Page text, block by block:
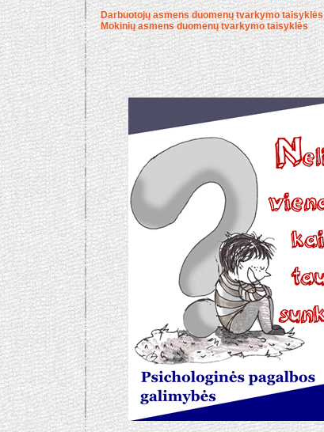
Darbuotojų asmens duomenų tvarkymo taisyklės
Mokinių asmens duomenų tvarkymo taisyklės